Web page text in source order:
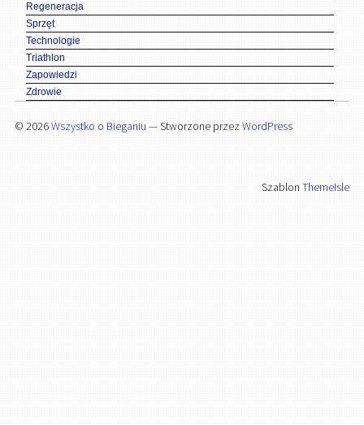
Regeneracja
Sprzęt
Technologie
Triathlon
Zapowiedzi
Zdrowie
© 2026Wszystko o Bieganiu — Stworzone przez WordPress
SzablonThemeIsle